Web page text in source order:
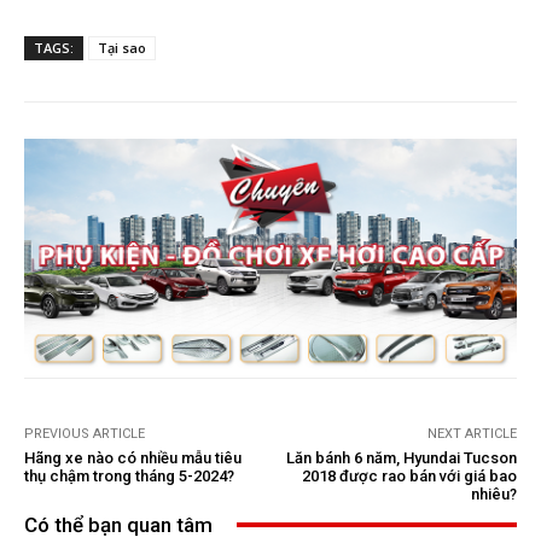
TAGS: Tại sao
PREVIOUS ARTICLE
Hãng xe nào có nhiều mẫu tiêu
thụ chậm trong tháng 5-2024?
NEXT ARTICLE
Lăn bánh 6 năm, Hyundai Tucson
2018 được rao bán với giá bao
nhiêu?
Có thể bạn quan tâm